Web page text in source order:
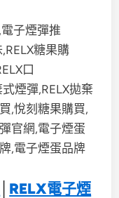
RELX電子煙